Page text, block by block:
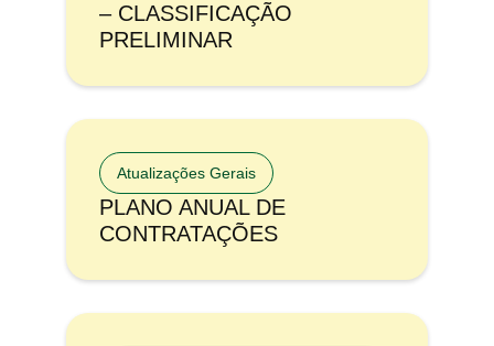
– CLASSIFICAÇÃO
PRELIMINAR
Atualizações Gerais
PLANO ANUAL DE
CONTRATAÇÕES